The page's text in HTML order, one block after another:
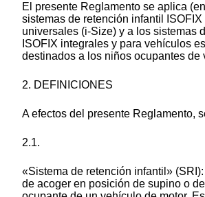
El presente Reglamento se aplica
sistemas de retención infantil
universales (i-Size) y a los sistemas
ISOFIX integrales y para vehículos
destinados a los niños ocupantes de
2. DEFINICIONES
A efectos del presente Reglamento,
2.1.
«Sistema de retención infantil»
de acoger en posición de supino o